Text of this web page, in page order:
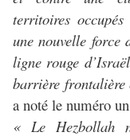
territoires
une nouvelle force
ligne rouge
barrière frontalière
a noté le numéro
« Le Hezbollah